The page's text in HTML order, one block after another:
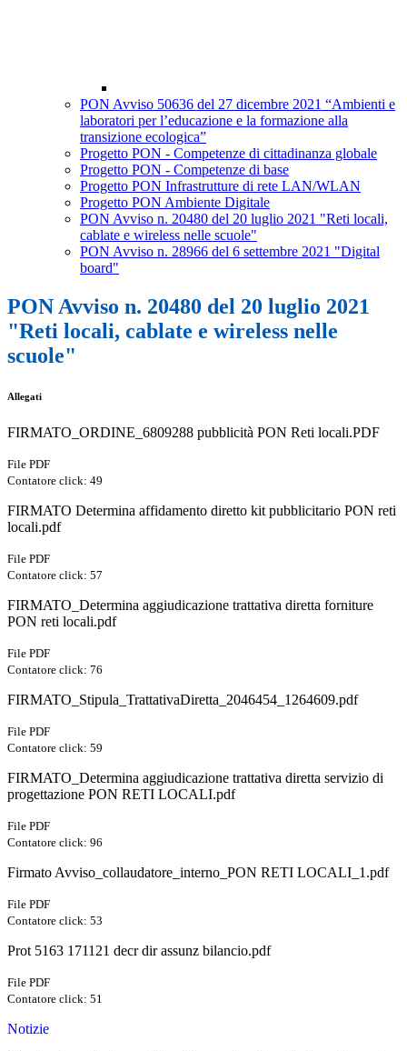
PON Avviso 50636 del 27 dicembre 2021 “Ambienti e
laboratori per l’educazione e la formazione alla
transizione ecologica”
Progetto PON - Competenze di cittadinanza globale
Progetto PON - Competenze di base
Progetto PON Infrastrutture di rete LAN/WLAN
Progetto PON Ambiente Digitale
PON Avviso n. 20480 del 20 luglio 2021 "Reti locali,
cablate e wireless nelle scuole"
PON Avviso n. 28966 del 6 settembre 2021 "Digital
board"
PON Avviso n. 20480 del 20 luglio 2021
"Reti locali, cablate e wireless nelle
scuole"
Allegati
FIRMATO_ORDINE_6809288 pubblicità PON Reti locali.PDF
File PDF
Contatore click: 49
FIRMATO Determina affidamento diretto kit pubblicitario PON reti
locali.pdf
File PDF
Contatore click: 57
FIRMATO_Determina aggiudicazione trattativa diretta forniture
PON reti locali.pdf
File PDF
Contatore click: 76
FIRMATO_Stipula_TrattativaDiretta_2046454_1264609.pdf
File PDF
Contatore click: 59
FIRMATO_Determina aggiudicazione trattativa diretta servizio di
progettazione PON RETI LOCALI.pdf
File PDF
Contatore click: 96
Firmato Avviso_collaudatore_interno_PON RETI LOCALI_1.pdf
File PDF
Contatore click: 53
Prot 5163 171121 decr dir assunz bilancio.pdf
File PDF
Contatore click: 51
Notizie